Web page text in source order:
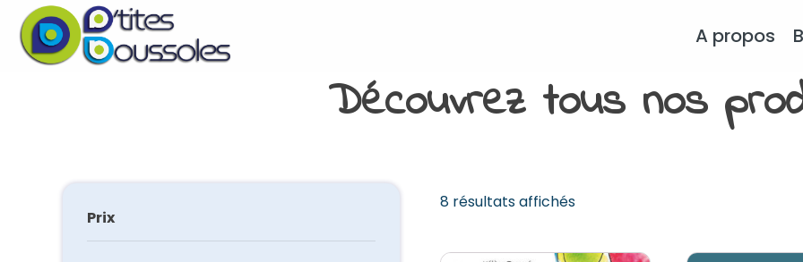
A propos
Découvrez tous nos
Prix
8 résultats affichés